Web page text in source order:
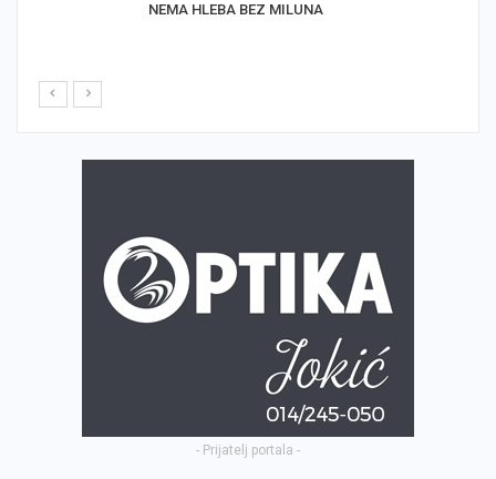
NEMA HLEBA BEZ MILUNA
- Prijatelj portala -